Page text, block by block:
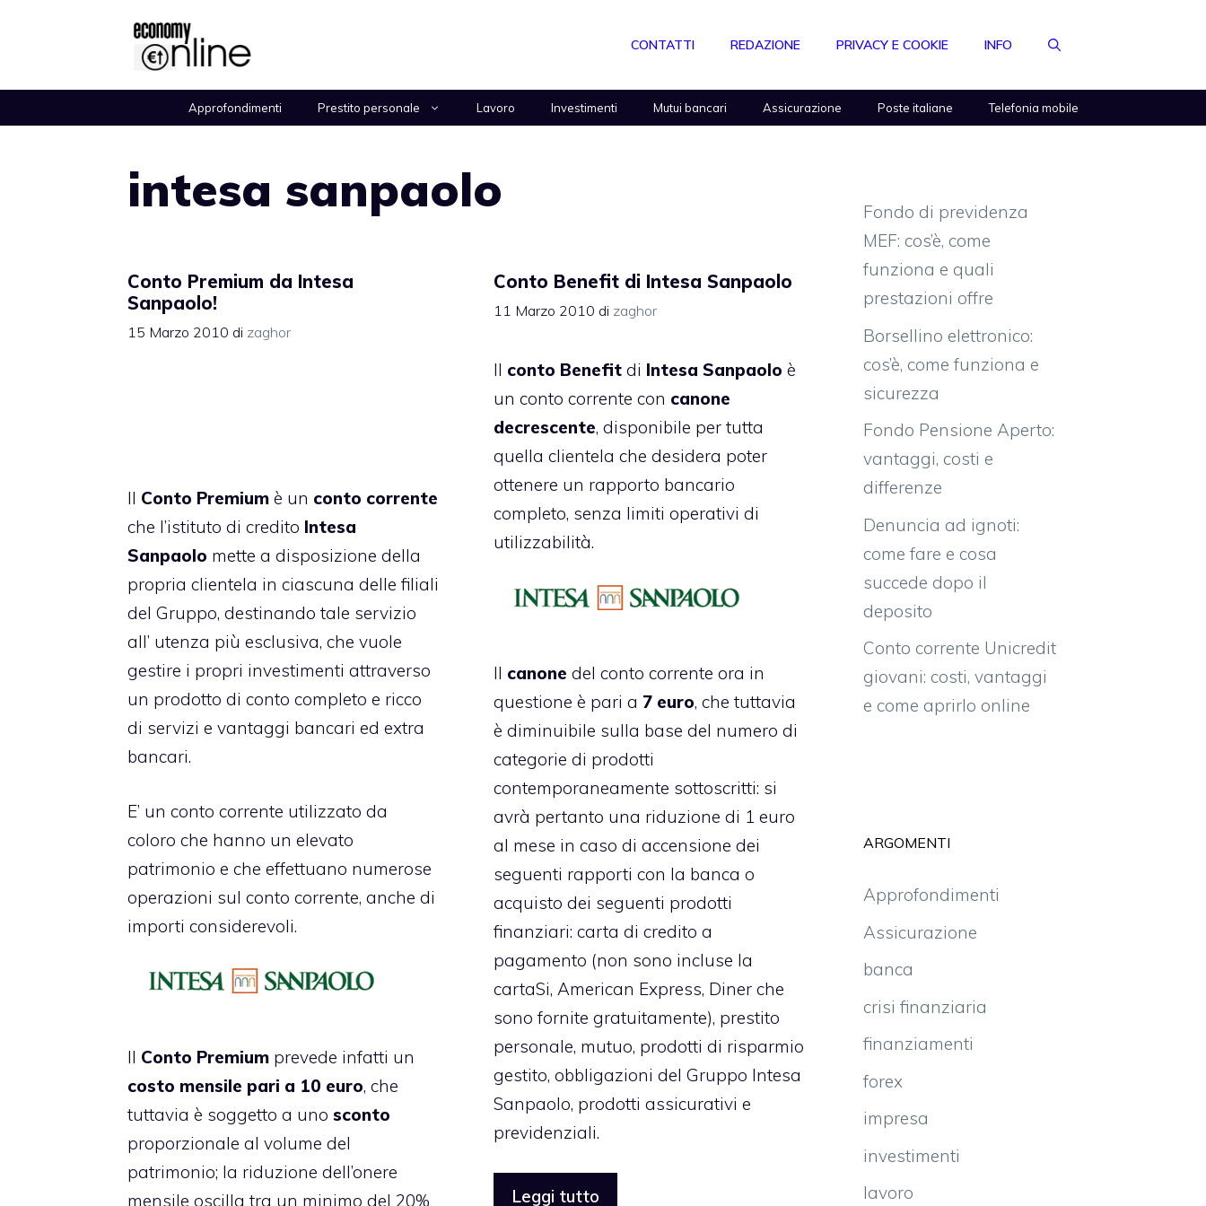
CONTATTI REDAZIONE PRIVACY E COOKIE INFO
Approfondimenti Prestito personale Lavoro Investimenti Mutui bancari Assicurazione Poste italiane Telefonia mobile
intesa sanpaolo
Conto Premium da Intesa
Sanpaolo!
15 Marzo 2010 di zaghor
Il Conto Premium è un conto corrente
che l’istituto di credito Intesa
Sanpaolo mette a disposizione della
propria clientela in ciascuna delle filiali
del Gruppo, destinando tale servizio
all’ utenza più esclusiva, che vuole
gestire i propri investimenti attraverso
un prodotto di conto completo e ricco
di servizi e vantaggi bancari ed extra
bancari.
E’ un conto corrente utilizzato da
coloro che hanno un elevato
patrimonio e che effettuano numerose
operazioni sul conto corrente, anche di
importi considerevoli.
Il Conto Premium prevede infatti un
costo mensile pari a 10 euro, che
tuttavia è soggetto a uno sconto
proporzionale al volume del
patrimonio; la riduzione dell’onere
mensile oscilla tra un minimo del 20%
Conto Benefit di Intesa Sanpaolo
11 Marzo 2010 di zaghor
Il conto Benefitdi Intesa Sanpaolo è
un conto corrente con canone
decrescente, disponibile per tutta
quella clientela che desidera poter
ottenere un rapporto bancario
completo, senza limiti operativi di
utilizzabilità.
Il canone del conto corrente ora in
questione è pari a 7 euro, che tuttavia
è diminuibile sulla base del numero di
categorie di prodotti
contemporaneamente sottoscritti: si
avrà pertanto una riduzione di 1 euro
al mese in caso di accensione dei
seguenti rapporti con la banca o
acquisto dei seguenti prodotti
finanziari: carta di credito a
pagamento (non sono incluse la
cartaSi, American Express, Diner che
sono fornite gratuitamente), prestito
personale, mutuo, prodotti di risparmio
gestito, obbligazioni del Gruppo Intesa
Sanpaolo, prodotti assicurativi e
previdenziali.
Leggi tutto
Fondo di previdenza
MEF: cos’è, come
funziona e quali
prestazioni offre
Borsellino elettronico:
cos’è, come funziona e
sicurezza
Fondo Pensione Aperto:
vantaggi, costi e
differenze
Denuncia ad ignoti:
come fare e cosa
succede dopo il
deposito
Conto corrente Unicredit
giovani: costi, vantaggi
e come aprirlo online
ARGOMENTI
Approfondimenti
Assicurazione
banca
crisi finanziaria
finanziamenti
forex
impresa
investimenti
lavoro